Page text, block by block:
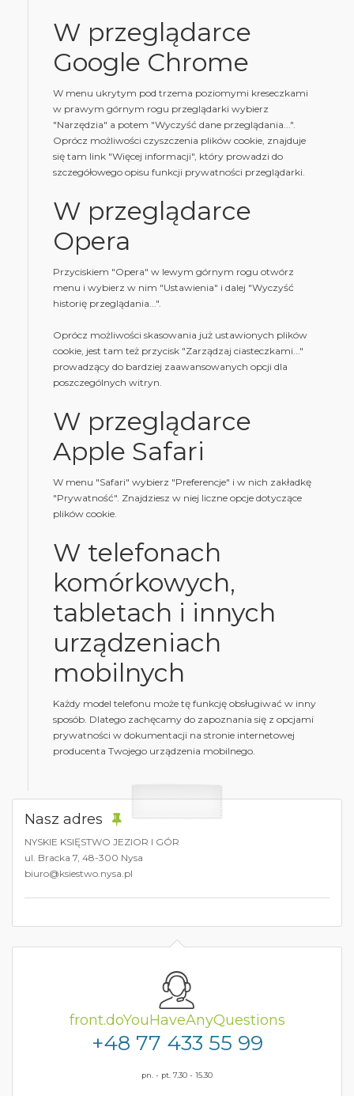
W przeglądarce
Google Chrome
W menu ukrytym pod trzema poziomymi kreseczkami
w prawym górnym rogu przeglądarki wybierz
"Narzędzia" a potem "Wyczyść dane przeglądania...".
Oprócz możliwości czyszczenia plików cookie, znajduje
się tam link "Więcej informacji", który prowadzi do
szczegółowego opisu funkcji prywatności przeglądarki.
W przeglądarce
Opera
Przyciskiem "Opera" w lewym górnym rogu otwórz
menu i wybierz w nim "Ustawienia" i dalej "Wyczyść
historię przeglądania...".
Oprócz możliwości skasowania już ustawionych plików
cookie, jest tam też przycisk "Zarządzaj ciasteczkami..."
prowadzący do bardziej zaawansowanych opcji dla
poszczególnych witryn.
W przeglądarce
Apple Safari
W menu "Safari" wybierz "Preferencje" i w nich zakładkę
"Prywatność". Znajdziesz w niej liczne opcje dotyczące
plików cookie.
W telefonach
komórkowych,
tabletach i innych
urządzeniach
mobilnych
Każdy model telefonu może tę funkcję obsługiwać w inny
sposób. Dlatego zachęcamy do zapoznania się z opcjami
prywatności w dokumentacji na stronie internetowej
producenta Twojego urządzenia mobilnego.
Nasz adres
NYSKIE KSIĘSTWO JEZIOR I GÓR
ul. Bracka 7, 48-300 Nysa
biuro@ksiestwo.nysa.pl
front.doYouHaveAnyQuestions
+48 77 433 55 99
pn. - pt. 7.30 - 15.30